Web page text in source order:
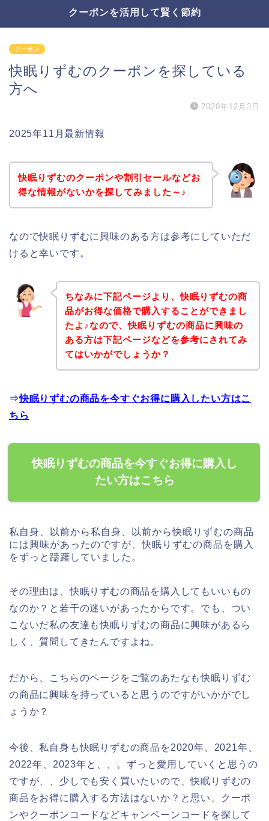
クーポンを活用して賢く節約
クーポン
快眠りずむのクーポンを探している
方へ
2020年12月3日
2025年11月最新情報
快眠りずむのクーポンや割引セールなどお
得な情報がないかを探してみました～♪
なので快眠りずむに興味のある方は参考にしていただ
けると幸いです。
ちなみに下記ページより、快眠りずむの商
品がお得な価格で購入することができまし
たよ♪なので、快眠りずむの商品に興味の
ある方は下記ページなどを参考にされてみ
てはいかがでしょうか？
⇒快眠りずむの商品を今すぐお得に購入したい方はこ
ちら
快眠りずむの商品を今すぐお得に購入し
たい方はこちら
私自身、以前から私自身、以前から快眠りずむの商品
には興味があったのですが、快眠りずむの商品を購入
をずっと躊躇していました。
その理由は、快眠りずむの商品を購入してもいいもの
なのか？と若干の迷いがあったからです。でも、つい
こないだ私の友達も快眠りずむの商品に興味があるら
しく、質問してきたんですよね。
だから、こちらのページをご覧のあたなも快眠りずむ
の商品に興味を持っていると思うのですがいかがでし
ょうか？
今後、私自身も快眠りずむの商品を2020年、2021年、
2022年、2023年と、、。ずっと愛用していくと思うの
ですが、、少しでも安く買いたいので、快眠りずむの
商品をお得に購入する方法はないか？と思い、クーポ
ンやクーポンコードなどキャンペーンコードを探して